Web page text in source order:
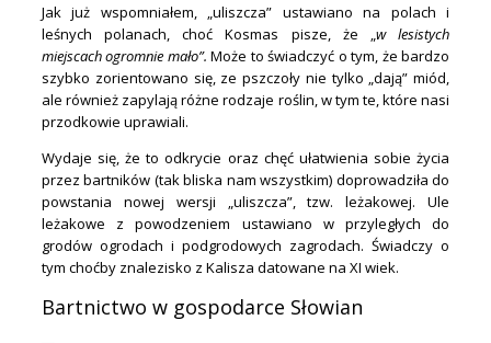
Jak już wspomniałem, „uliszcza” ustawiano na polach i
leśnych polanach, choć Kosmas pisze, że „ w lesistych
miejscach ogromnie mało”.Może to świadczyć o tym, że bardzo
szybko zorientowano się, ze pszczoły nie tylko „dają” miód,
ale również zapylają różne rodzaje roślin, w tym te, które nasi
przodkowie uprawiali.
Wydaje się, że to odkrycie oraz chęć ułatwienia sobie życia
przez bartników (tak bliska nam wszystkim) doprowadziła do
powstania nowej wersji „uliszcza”, tzw. leżakowej. Ule
leżakowe z powodzeniem ustawiano w przyległych do
grodów ogrodach i podgrodowych zagrodach. Świadczy o
tym choćby znalezisko z Kalisza datowane na XI wiek.
Bartnictwo w gospodarce Słowian